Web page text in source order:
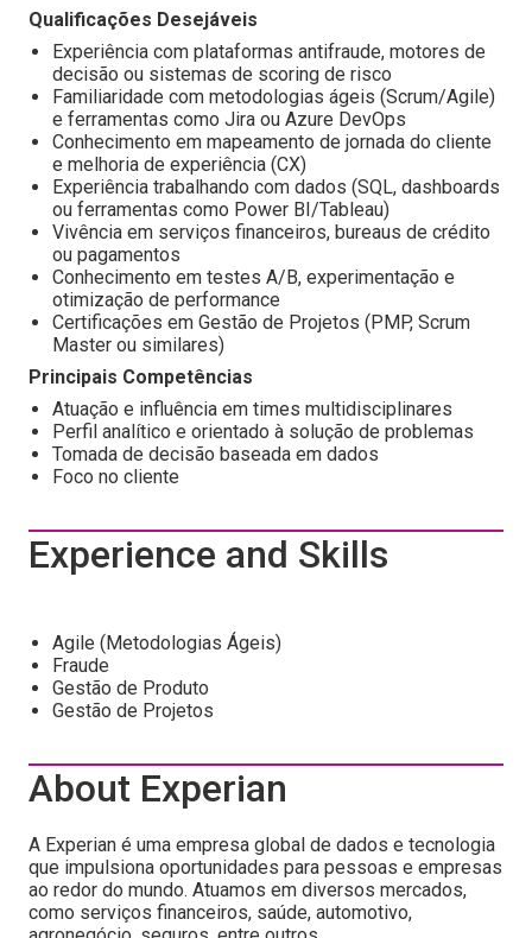
Qualificações Desejáveis
Experiência com plataformas antifraude, motores de
decisão ou sistemas de scoring de risco
Familiaridade com metodologias ágeis (Scrum/Agile)
e ferramentas como Jira ou Azure DevOps
Conhecimento em mapeamento de jornada do cliente
e melhoria de experiência (CX)
Experiência trabalhando com dados (SQL, dashboards
ou ferramentas como Power BI/Tableau)
Vivência em serviços financeiros, bureaus de crédito
ou pagamentos
Conhecimento em testes A/B, experimentação e
otimização de performance
Certificações em Gestão de Projetos (PMP, Scrum
Master ou similares)
Principais Competências
Atuação e influência em times multidisciplinares
Perfil analítico e orientado à solução de problemas
Tomada de decisão baseada em dados
Foco no cliente
Experience and Skills
Agile (Metodologias Ágeis)
Fraude
Gestão de Produto
Gestão de Projetos
About Experian
A Experian é uma empresa global de dados e tecnologia
que impulsiona oportunidades para pessoas e empresas
ao redor do mundo. Atuamos em diversos mercados,
como serviços financeiros, saúde, automotivo,